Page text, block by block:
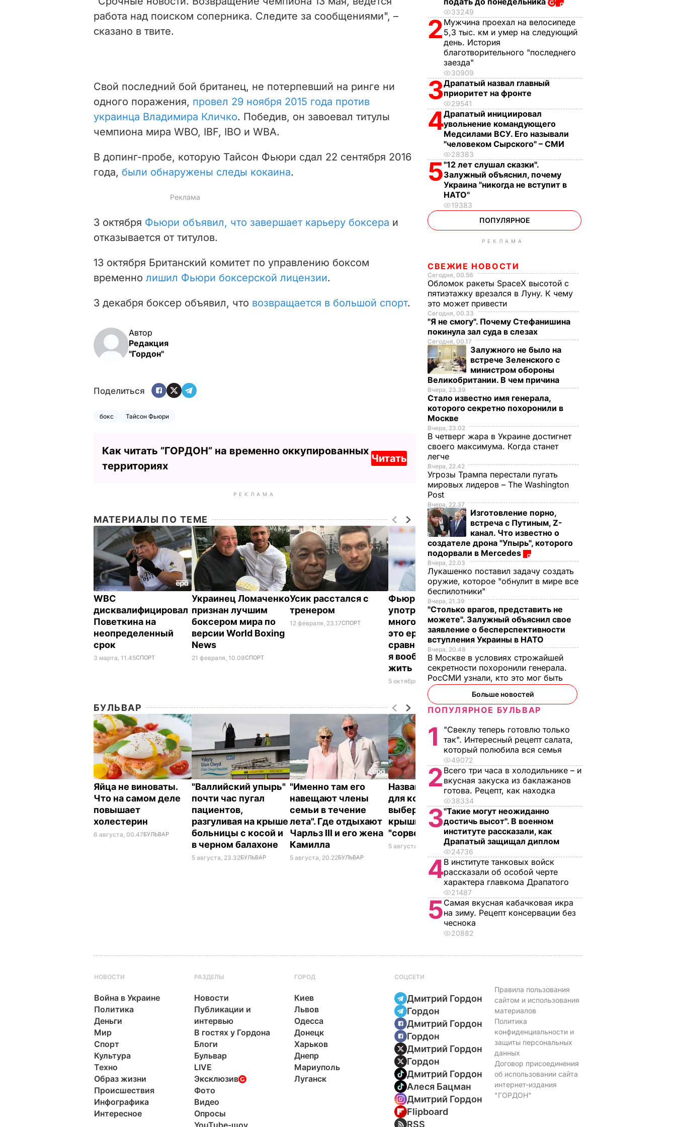
i
o
работа над поиском соперника. Следите за сообщениями", –
сказано в твите.
Свой последний бой британец, не потерпевший на ринге ни
одного поражения, провел 29 ноября 2015 года против
украинца Владимира Кличко. Победив, он завоевал титулы
чемпиона мира WBO, IBF, IBO и WBA.
В допинг-пробе, которую Тайсон Фьюри сдал 22 сентября 2016
года, были обнаружены следы кокаина.
3 октября Фьюри объявил, что завершает карьеру боксера и
отказывается от титулов.
13 октября Британский комитет по управлению боксом
временно лишил Фьюри боксерской лицензии.
3 декабря боксер объявил, что возвращается в большой спорт.
Автор
Редакция
"Гордон"
Поделиться
бокс Тайсон Фьюри
Как читать ”ГОРДОН” на временно оккупированных
территориях
Читать
РЕКЛАМА
МАТЕРИАЛЫ ПО ТЕМЕ
WBC
дисквалифицировал
Поветкина на
неопределенный
срок
3 марта, 11.45СПОРТ
Украинец Ломаченко
признан лучшим
боксером мира по
версии World Boxing
News
21 февраля, 10.08СПОРТ
Усик расстался с
тренером
12 февраля, 23.17СПОРТ
Фьюри: Я
употреблял кокаин,
много кокаина. Но
это ерунда по
сравнению с тем, что
я вообще не хотел
жить
5 октября, 11.28СПОРТ
БУЛЬВАР
Яйца не виноваты.
Что на самом деле
повышает
холестерин
6 августа, 00.47БУЛЬВАР
"Валлийский упырь"
почти час пугал
пациентов,
разгуливая на крыше
больницы с косой и
в черном балахоне
5 августа, 23.32БУЛЬВАР
"Именно там его
навещают члены
семьи в течение
лета". Где отдыхают
Чарльз III и его жена
Камилла
5 августа, 20.22БУЛЬВАР
Названа лучшая соль
для консервации,
выберите ее – и
крышки на банках не
"сорвет"
5 августа, 19.34 БУЛЬВАР
Мария Бурмака: Нам
говорят, что будет
тяжелая зима, и я не
знаю, что делать,
потому что мне
некуда ехать
5 августа, 17.46БУЛЬВАР
33249
2 Мужчина проехал на велосипеде
5,3 тыс. км и умер на следующий
день. История
благотворительного "последнего
заезда"
30909
3Драпатый назвал главный
приоритет на фронте
29541
4Драпатый инициировал
увольнение командующего
Медсилами ВСУ. Его называли
"человеком Сырского" – СМИ
28383
5"12 лет слушал сказки".
Залужный объяснил, почему
Украина "никогда не вступит в
НАТО"
19383
ПОПУЛЯРНОЕ
РЕКЛАМА
СВЕЖИЕ НОВОСТИ
Сегодня, 00.56
Обломок ракеты SpaceX высотой с
пятиэтажку врезался в Луну. К чему
это может привести
Сегодня, 00.33
"Я не смогу". Почему Стефанишина
покинула зал суда в слезах
Сегодня, 00.17
Залужного не было на
встрече Зеленского с
министром обороны
Великобритании. В чем причина
Вчера, 23.39
Стало известно имя генерала,
которого секретно похоронили в
Москве
Вчера, 23.02
В четверг жара в Украине достигнет
своего максимума. Когда станет
легче
Вчера, 22.42
Угрозы Трампа перестали пугать
мировых лидеров – The Washington
Post
Вчера, 22.37
Изготовление порно,
встреча с Путиным, Z-
канал. Что известно о
создателе дрона "Упырь", которого
подорвали в Mercedes
Вчера, 22.03
Лукашенко поставил задачу создать
оружие, которое "обнулит в мире все
беспилотники"
Вчера, 21.39
"Столько врагов, представить не
можете". Залужный объяснил свое
заявление о бесперспективности
вступления Украины в НАТО
Вчера, 20.48
В Москве в условиях строжайшей
секретности похоронили генерала.
РосСМИ узнали, кто это мог быть
Больше новостей
ПОПУЛЯРНОЕ БУЛЬВАР
1
"Свеклу теперь готовлю только
так". Интересный рецепт салата,
который полюбила вся семья
49072
2 Всего три часа в холодильнике – и
вкусная закуска из баклажанов
готова. Рецепт, как находка
38334
3"Такие могут неожиданно
достичь высот". В военном
институте рассказали, как
Драпатый защищал диплом
24736
4В институте танковых войск
рассказали об особой черте
характера главкома Драпатого
21487
5Самая вкусная кабачковая икра
на зиму. Рецепт консервации без
чеснока
20882
НОВОСТИ
Война в Украине
Политика
Деньги
Мир
Спорт
Культура
Техно
Образ жизни
Происшествия
Инфографика
Интересное
РАЗДЕЛЫ
Новости
Публикации и
интервью
В гостях у Гордона
Блоги
Бульвар
LIVE
Эксклюзив
Фото
Видео
Опросы
YouTube-шоу
ГОРОД
Киев
Львов
Одесса
Донецк
Харьков
Днепр
Мариуполь
Луганск
СОЦСЕТИ
Дмитрий Гордон
Гордон
Дмитрий Гордон
Гордон
Дмитрий Гордон
Гордон
Дмитрий Гордон
Алеся Бацман
Дмитрий Гордон
Flipboard
RSS
Правила пользования
сайтом и использования
материалов
Политика
конфиденциальности и
защиты персональных
данных
Договор присоединения
об использовании сайта
интернет-издания
"ГОРДОН"